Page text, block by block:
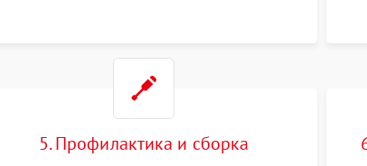
5. Профилактика и сборка